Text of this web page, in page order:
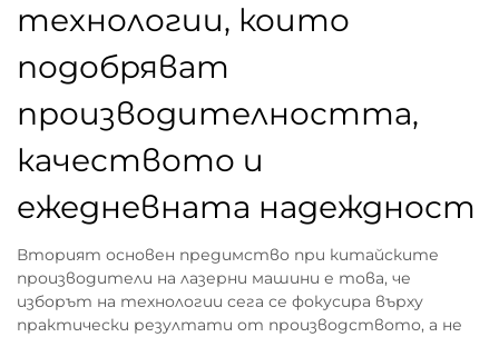
технологии, които
подобряват
производителността,
качеството и
ежедневната надеждност
Вторият основен предимство при китайските
производители на лазерни машини е това, че
изборът на технологии сега се фокусира върху
практически резултати от производството, а не